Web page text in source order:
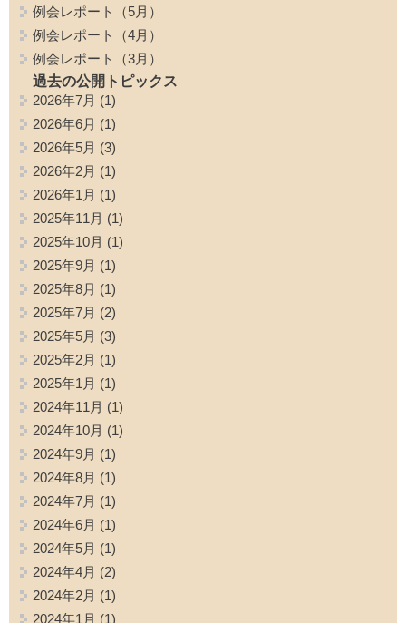
例会レポート（5月）
例会レポート（4月）
例会レポート（3月）
過去の公開トピックス
2026年7月 (1)
2026年6月 (1)
2026年5月 (3)
2026年2月 (1)
2026年1月 (1)
2025年11月 (1)
2025年10月 (1)
2025年9月 (1)
2025年8月 (1)
2025年7月 (2)
2025年5月 (3)
2025年2月 (1)
2025年1月 (1)
2024年11月 (1)
2024年10月 (1)
2024年9月 (1)
2024年8月 (1)
2024年7月 (1)
2024年6月 (1)
2024年5月 (1)
2024年4月 (2)
2024年2月 (1)
2024年1月 (1)